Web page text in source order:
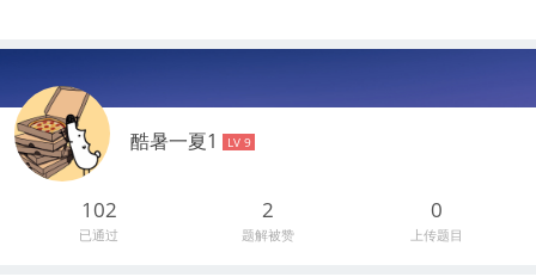
酷暑一夏1 LV 9
102
已通过
2
题解被赞
0
上传题目